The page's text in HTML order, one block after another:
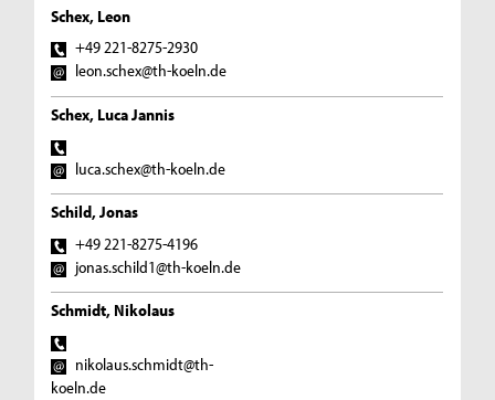
Schex, Leon
+49 221-8275-2930
leon.schex@th-koeln.de
Schex, Luca Jannis
luca.schex@th-koeln.de
Schild, Jonas
+49 221-8275-4196
jonas.schild1@th-koeln.de
Schmidt, Nikolaus
nikolaus.schmidt@th-
koeln.de